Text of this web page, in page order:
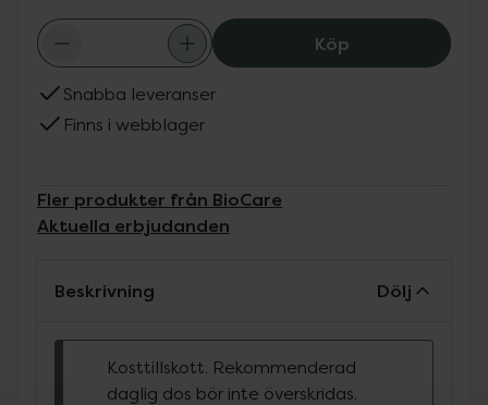
KöpBioCare
Snabba leveranser
Finns i webblager
Fler produkter från BioCare
Aktuella erbjudanden
Beskrivning Dölj
Kosttillskott. Rekommenderad
daglig dos bör inte överskridas.